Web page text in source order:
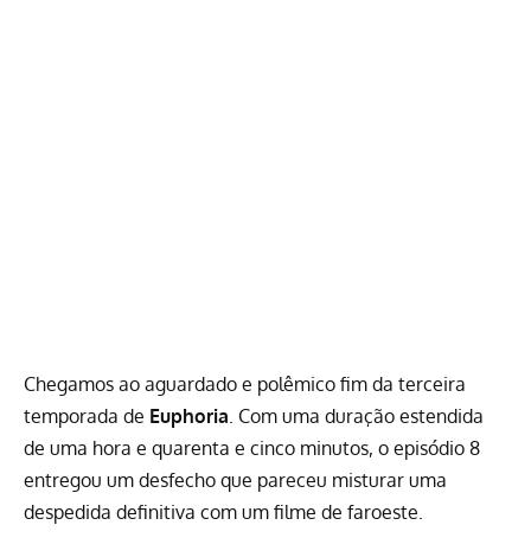
Chegamos ao aguardado e polêmico fim da terceira
temporada de Euphoria. Com uma duração estendida
de uma hora e quarenta e cinco minutos, o episódio 8
entregou um desfecho que pareceu misturar uma
despedida definitiva com um filme de faroeste.